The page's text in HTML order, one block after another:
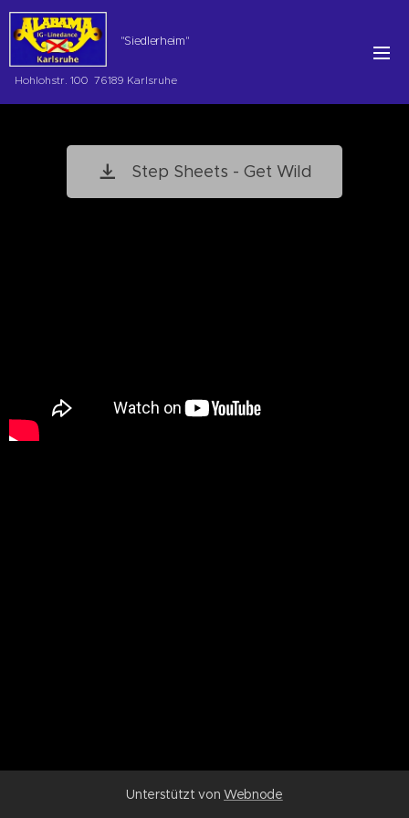
"Siedlerheim"
Hohlohstr. 100 76189 Karlsruhe
Step Sheets - Get Wild
Unterstützt vonWebnode